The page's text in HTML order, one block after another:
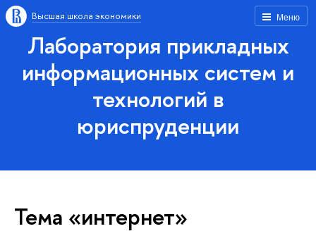
Меню
Высшая школа экономики
Лаборатория прикладных
информационных систем и
технологий в
юриспруденции
Тема «интернет»